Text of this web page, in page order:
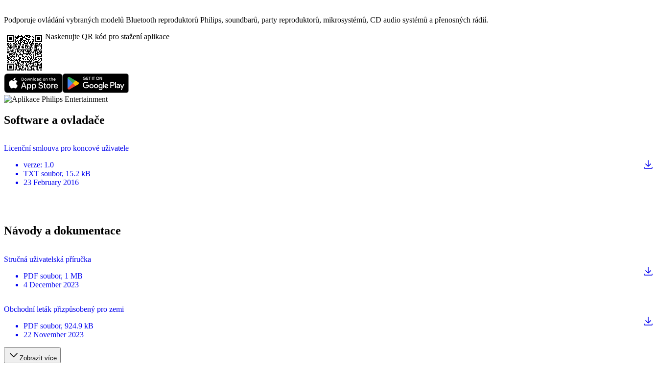
Podporuje ovládání vybraných modelů Bluetooth reproduktorů Philips, soundbarů, party reproduktorů, mikrosystémů, CD audio systémů a přenosných rádií.
Naskenujte QR kód pro stažení aplikace
Software a ovladače
Licenční smlouva pro koncové uživatele
verze: 1.0
TXT soubor, 15.2 kB
23 February 2016
Návody a dokumentace
Stručná uživatelská příručka
PDF soubor, 1 MB
4 December 2023
Obchodní leták přizpůsobený pro zemi
PDF soubor, 924.9 kB
22 November 2023
Zobrazit více